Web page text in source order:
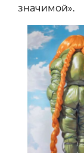
значимой».